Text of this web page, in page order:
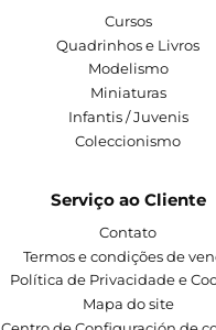
Cursos
Quadrinhos e Livros
Modelismo
Miniaturas
Infantis / Juvenis
Coleccionismo
Serviço ao Cliente
Contato
Termos e condições de
Política de Privacidade e
Mapa do site